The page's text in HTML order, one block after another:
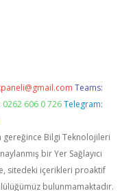
Teams:
606 0 726 Telegram:
gereğince Bilgi Teknolojileri
bir Yer Sağlayıcı
sitedeki içerikleri proaktif
bulunmamaktadır.